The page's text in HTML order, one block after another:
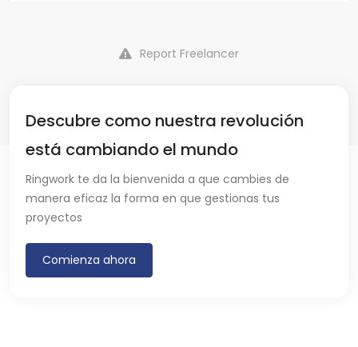
Report Freelancer
Descubre como nuestra revolución
está cambiando el mundo
Ringwork te da la bienvenida a que cambies de
manera eficaz la forma en que gestionas tus
proyectos
Comienza ahora